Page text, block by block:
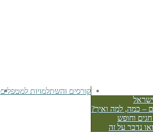
– כמה, למה ואיך?
וחופש
נדבר על זה
קורסים והשתלמויות למטפלים